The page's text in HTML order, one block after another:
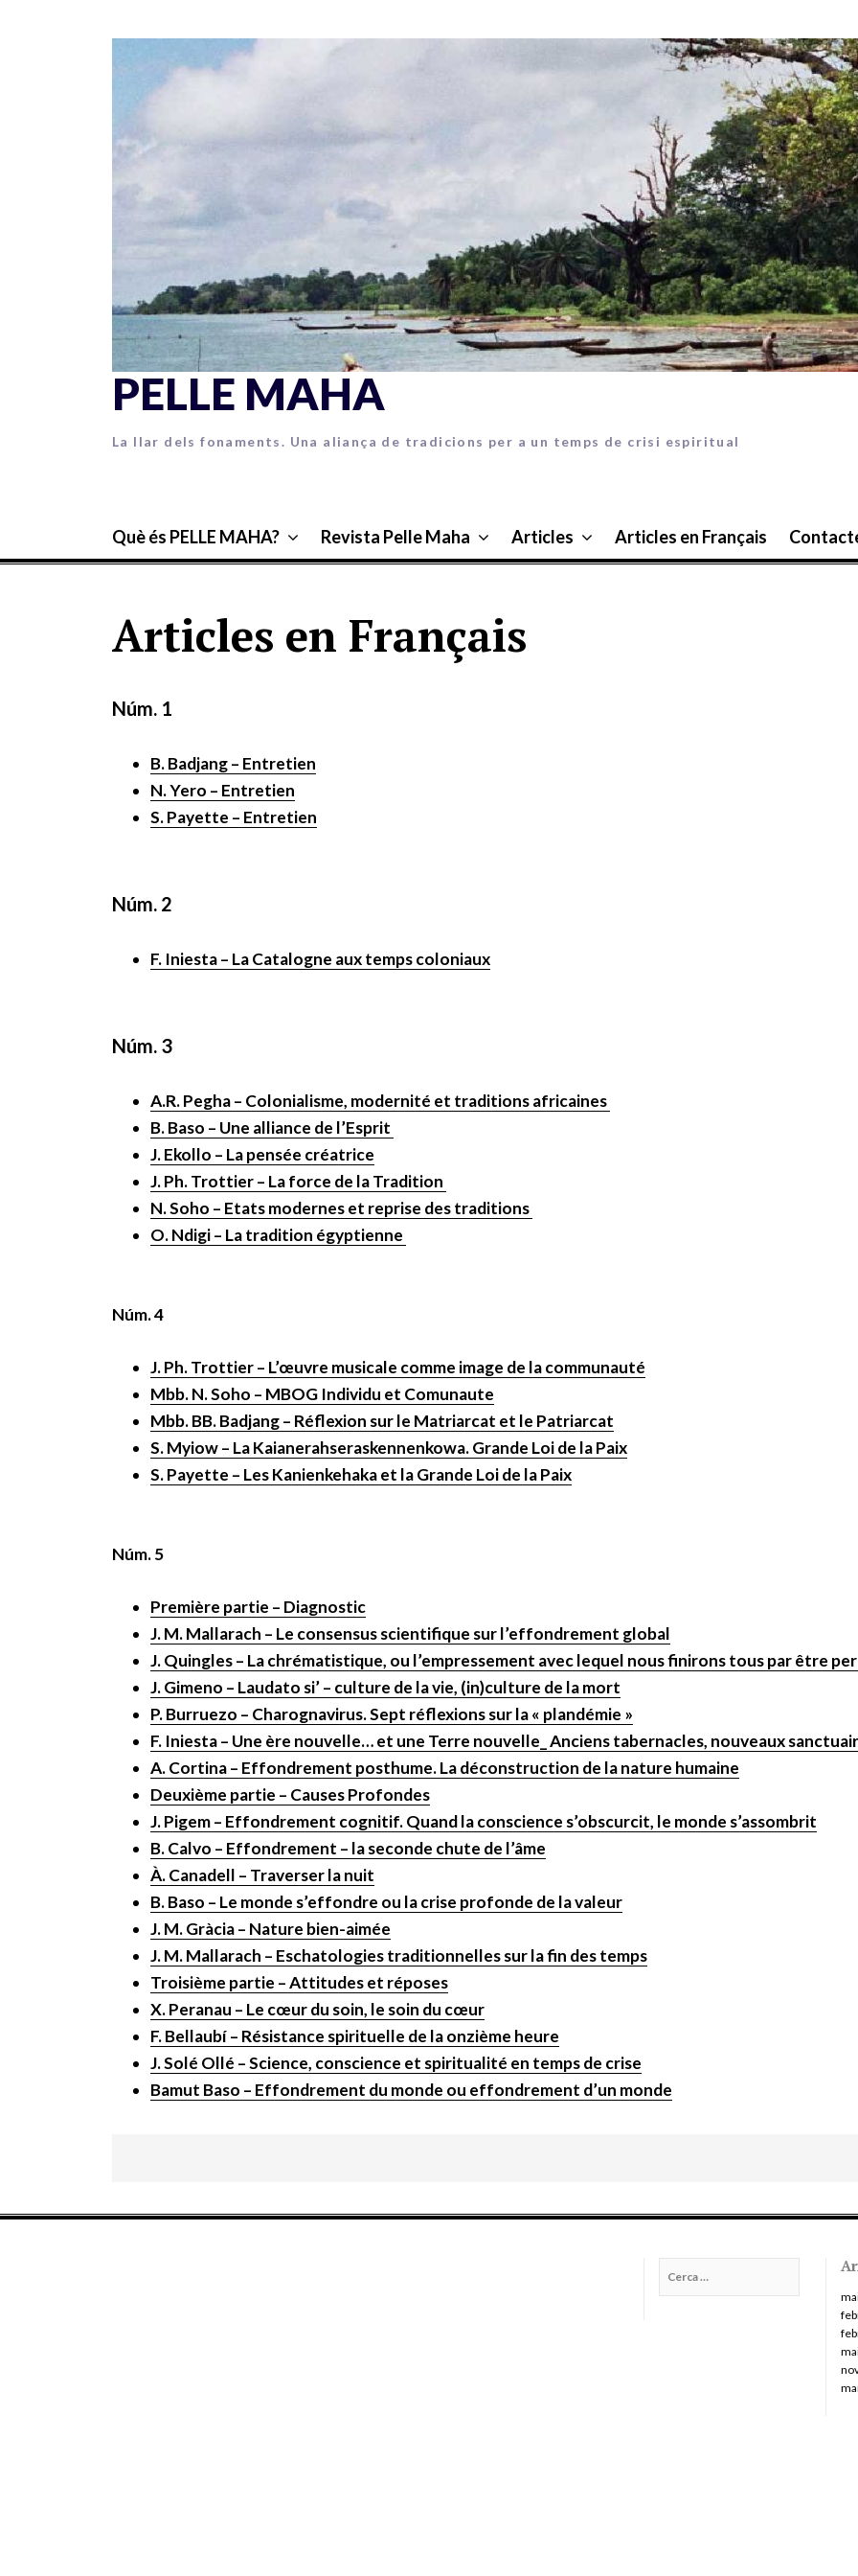
PELLE MAHA
La llar dels fonaments. Una aliança de tradicions per a un temps de crisi espiritual
Què és PELLE MAHA? Revista Pelle Maha Articles Articles en Français
Articles en Français
Núm. 1
B. Badjang – Entretien
N. Yero – Entretien
S. Payette – Entretien
Núm. 2
F. Iniesta – La Catalogne aux temps coloniaux
Núm. 3
A.R. Pegha – Colonialisme, modernité et traditions africaines
B. Baso – Une alliance de l’Esprit
J. Ekollo – La pensée créatrice
J. Ph. Trottier – La force de la Tradition
N. Soho – Etats modernes et reprise des traditions
O. Ndigi – La tradition égyptienne
Núm. 4
J. Ph. Trottier – L’œuvre musicale comme image de la communauté
Mbb. N. Soho – MBOG Individu et Comunaute
Mbb. BB. Badjang – Réflexion sur le Matriarcat et le Patriarcat
S. Myiow – La Kaianerahseraskennenkowa. Grande Loi de la Paix
S. Payette – Les Kanienkehaka et la Grande Loi de la Paix
Núm. 5
Première partie – Diagnostic
J. M. Mallarach – Le consensus scientifique sur l’effondrement global
J. Quingles – La chrématistique, ou l’empressement avec lequel nous finirons tous par être
J. Gimeno – Laudato si’ – culture de la vie, (in)culture de la mort
P. Burruezo – Charognavirus. Sept réflexions sur la « plandémie »
F. Iniesta – Une ère nouvelle… et une Terre nouvelle_ Anciens tabernacles, nouveaux
A. Cortina – Effondrement posthume. La déconstruction de la nature humaine
Deuxième partie – Causes Profondes
J. Pigem – Effondrement cognitif. Quand la conscience s’obscurcit, le monde s’assombrit
B. Calvo – Effondrement – la seconde chute de l’âme
À. Canadell – Traverser la nuit
B. Baso – Le monde s’effondre ou la crise profonde de la valeur
J. M. Gràcia – Nature bien-aimée
J. M. Mallarach – Eschatologies traditionnelles sur la fin des temps
Troisième partie – Attitudes et réposes
X. Peranau – Le cœur du soin, le soin du cœur
F. Bellaubí – Résistance spirituelle de la onzième heure
J. Solé Ollé – Science, conscience et spiritualité en temps de crise
Bamut Baso – Effondrement du monde ou effondrement d’un monde